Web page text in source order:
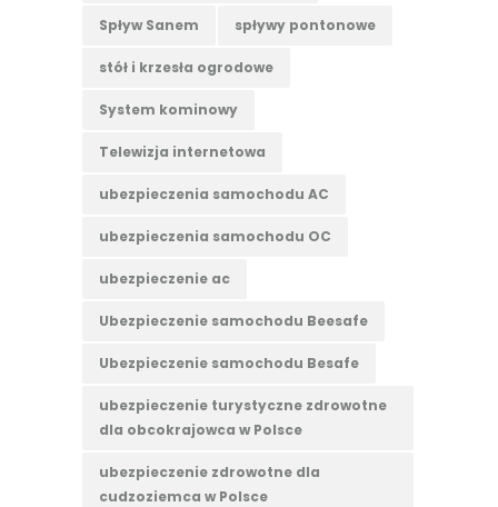
Spływ Sanem spływy pontonowe
stół i krzesła ogrodowe
System kominowy
Telewizja internetowa
ubezpieczenia samochodu AC
ubezpieczenia samochodu OC
ubezpieczenie ac
Ubezpieczenie samochodu Beesafe
Ubezpieczenie samochodu Besafe
ubezpieczenie turystyczne zdrowotne
dla obcokrajowca w Polsce
ubezpieczenie zdrowotne dla
cudzoziemca w Polsce